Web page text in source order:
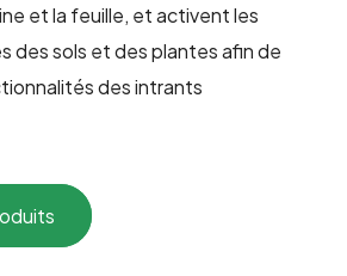
et la feuille, et activent les
des sols et des plantes afin de
des intrants